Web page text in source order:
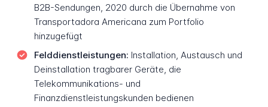
B2B-Sendungen, 2020 durch die Übernahme von
Transportadora Americana zum Portfolio
hinzugefügt
Felddienstleistungen: Installation, Austausch und
Deinstallation tragbarer Geräte, die
Telekommunikations- und
Finanzdienstleistungskunden bedienen